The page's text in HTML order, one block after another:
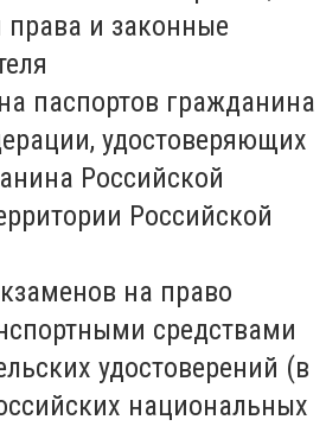
и законные
паспортов гражданина
удостоверяющих
Российской
Российской
на право
средствами
удостоверений (в
национальных